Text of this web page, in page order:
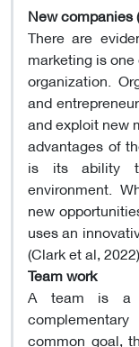
New companies
There are
marketing is
organization.
and
and exploit new
advantages of
is its ability
environment.
new
uses an
(Clark et al,
Team work
A team is a
common goal,